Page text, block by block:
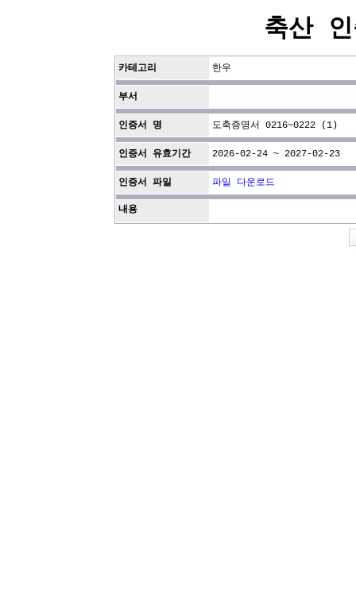
축산
카테고리 한우
부서
인증서 명 도축증명서 0216~0222 (1)
인증서 유효기간 2026-02-24 ~ 2027-02-23
인증서 파일 파일 다운로드
내용